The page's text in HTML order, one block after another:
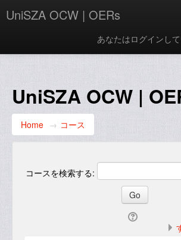
UniSZA OCW | OERs
あなたはログインし
UniSZA Website
UniSZA OCW |
Home → コース
コースを検索する: